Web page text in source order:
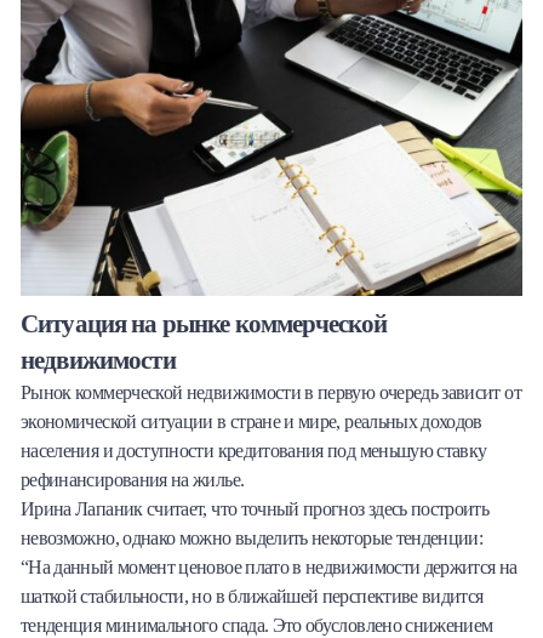
Ситуация на рынке коммерческой
недвижимости
Рынок коммерческой недвижимости в первую очередь зависит от
экономической ситуации в стране и мире, реальных доходов
населения и доступности кредитования под меньшую ставку
рефинансирования на жилье.
Ирина Лапаник считает, что точный прогноз здесь построить
невозможно, однако можно выделить некоторые тенденции:
“На данный момент ценовое плато в недвижимости держится на
шаткой стабильности, но в ближайшей перспективе видится
тенденция минимального спада. Это обусловлено снижением